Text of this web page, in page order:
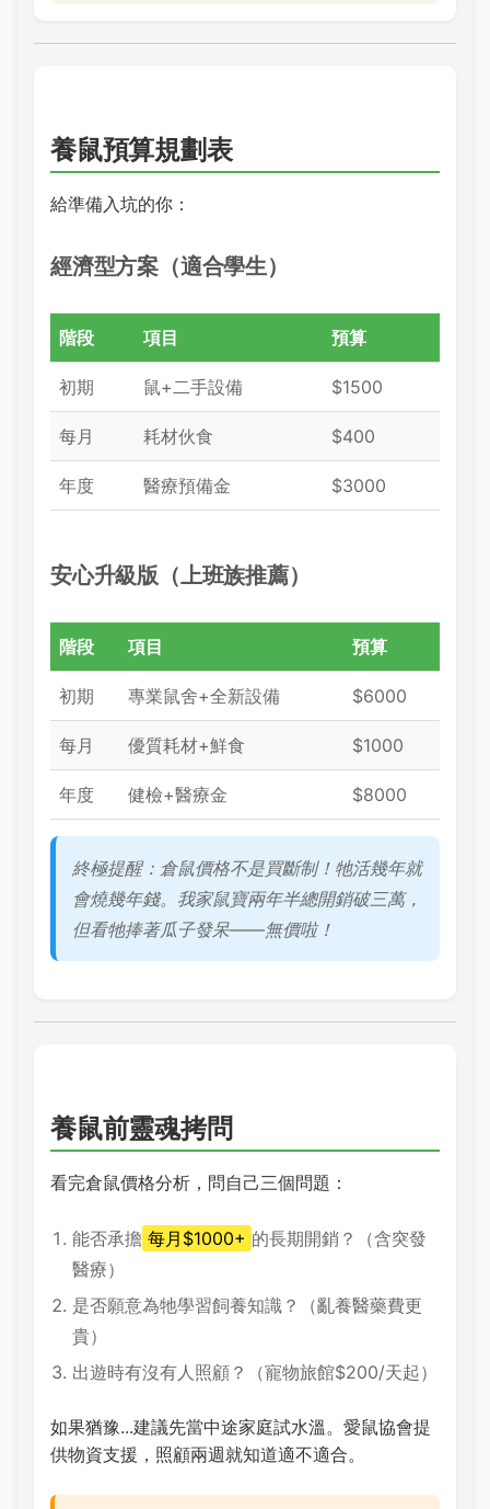
養鼠預算規劃表
給準備入坑的你：
經濟型方案（適合學生）
階段 項目 預算
初期 鼠+二手設備 $1500
每月 耗材伙食 $400
年度 醫療預備金 $3000
安心升級版（上班族推薦）
階段 項目 預算
初期 專業鼠舍+全新設備 $6000
每月 優質耗材+鮮食 $1000
年度 健檢+醫療金 $8000
終極提醒：倉鼠價格不是買斷制！牠活幾年就
會燒幾年錢。我家鼠寶兩年半總開銷破三萬，
但看牠捧著瓜子發呆——無價啦！
養鼠前靈魂拷問
看完倉鼠價格分析，問自己三個問題：
能否承擔 每月$1000+ 的長期開銷？（含突發
醫療）
是否願意為牠學習飼養知識？（亂養醫藥費更
貴）
出遊時有沒有人照顧？（寵物旅館$200/天起）
如果猶豫...建議先當中途家庭試水溫。愛鼠協會提
供物資支援，照顧兩週就知道適不適合。